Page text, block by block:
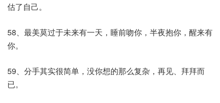
估了自己。
58、最美莫过于未来有一天，睡前吻你，半夜抱你，醒来有
你。
59、分手其实很简单，没你想的那么复杂，再见、拜拜而
已。